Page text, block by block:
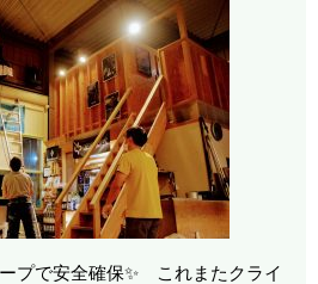
プで安全確保✨ これまたクライ